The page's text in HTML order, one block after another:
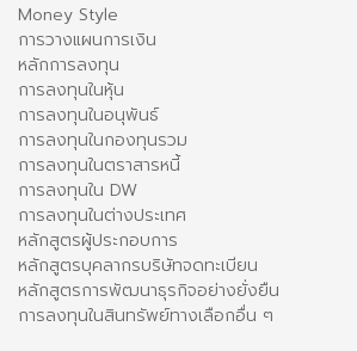
Money Style
การวางแผนการเงิน
หลักการลงทุน
การลงทุนในหุ้น
การลงทุนในอนุพันธ์
การลงทุนในกองทุนรวม
การลงทุนในตราสารหนี้
การลงทุนใน DW
การลงทุนในต่างประเทศ
หลักสูตรผู้ประกอบการ
หลักสูตรบุคลากรบริษัทจดทะเบียน
หลักสูตรการพัฒนาธุรกิจอย่างยั่งยืน
การลงทุนในสินทรัพย์ทางเลือกอื่น ๆ